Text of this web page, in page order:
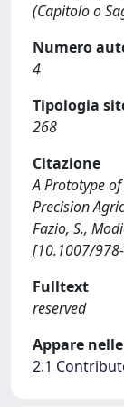
(Capitolo o
Numero
4
Tipologia
268
Citazione
A Prototype
Precision
Fazio, S.,
[10.1007/
Fulltext
reserved
Appare
2.1